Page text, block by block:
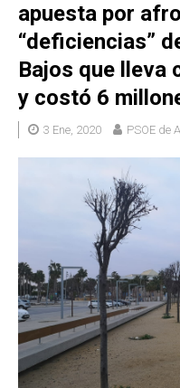
apuesta por
“deficiencias”
Bajos que lleva
y costó 6
3 Ene, 2020 PSOE de